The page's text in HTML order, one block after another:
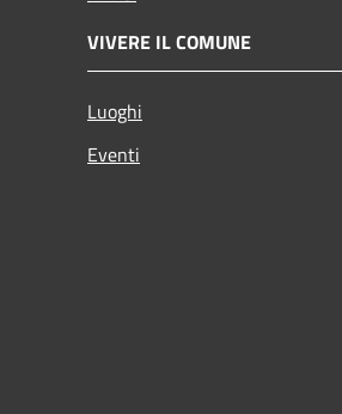
VIVERE IL COMUNE
Luoghi
Eventi